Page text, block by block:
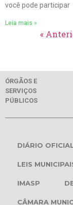
você pode participar
Leia mais »
«
ÓRGÃOS E
SERVIÇOS
PÚBLICOS
DIÁRIO
LEIS
IMASP
CÂMARA